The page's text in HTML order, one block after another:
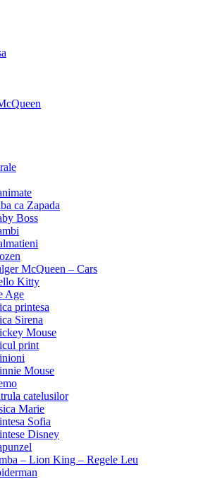
ca Zapada
Boss
McQueen – Cars
Kitty
Age
printesa
Sirena
Mouse
print
Mouse
catelusilor
Marie
Sofia
Disney
– Lion King – Regele Leu